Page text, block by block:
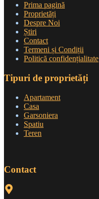
Prima pagină
Proprietăți
Despre Noi
Știri
Contact
Termeni și Condiții
Politică confidențialitate
Tipuri de proprietăți
Apartament
Casa
Garsoniera
Spatiu
Teren
Contact